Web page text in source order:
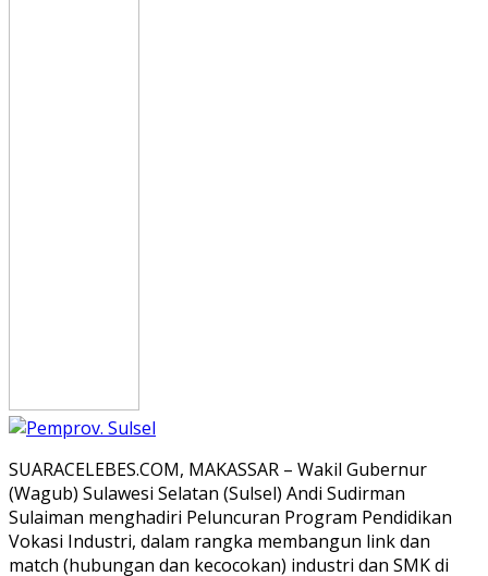
SUARACELEBES.COM, MAKASSAR – Wakil Gubernur
(Wagub) Sulawesi Selatan (Sulsel) Andi Sudirman
Sulaiman menghadiri Peluncuran Program Pendidikan
Vokasi Industri, dalam rangka membangun link dan
match (hubungan dan kecocokan) industri dan SMK di